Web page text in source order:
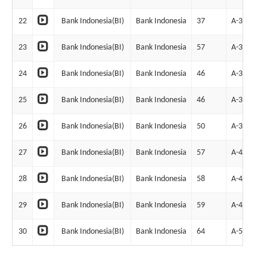
22 Bank Indonesia(BI) Bank Indonesia 37 A-31
23 Bank Indonesia(BI) Bank Indonesia 57 A-39
24 Bank Indonesia(BI) Bank Indonesia 46 A-35
25 Bank Indonesia(BI) Bank Indonesia 46 A-36
26 Bank Indonesia(BI) Bank Indonesia 50 A-37
27 Bank Indonesia(BI) Bank Indonesia 57 A-40
28 Bank Indonesia(BI) Bank Indonesia 58 A-41
29 Bank Indonesia(BI) Bank Indonesia 59 A-43
30 Bank Indonesia(BI) Bank Indonesia 64 A-55